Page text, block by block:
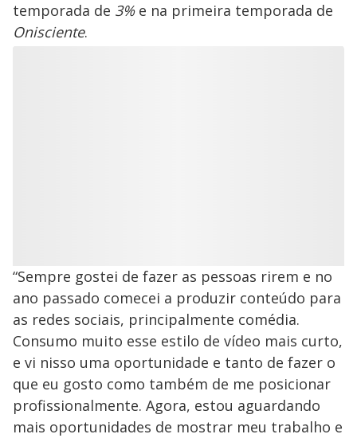
temporada de 3% e na primeira temporada de
Onisciente.
“Sempre gostei de fazer as pessoas rirem e no
ano passado comecei a produzir conteúdo para
as redes sociais, principalmente comédia.
Consumo muito esse estilo de vídeo mais curto,
e vi nisso uma oportunidade e tanto de fazer o
que eu gosto como também de me posicionar
profissionalmente. Agora, estou aguardando
mais oportunidades de mostrar meu trabalho e